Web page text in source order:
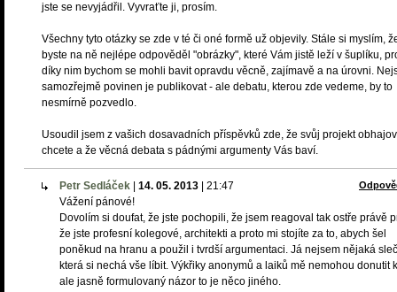
jste se nevyjádřil. Vyvraťte ji, prosím.
Všechny tyto otázky se zde v té či oné formě už objevily. Stále si myslím,
byste na ně nejlépe odpověděl "obrázky", které Vám jistě leží v šuplíku,
díky nim bychom se mohli bavit opravdu věcně, zajímavě a na úrovni.
samozřejmě povinen je publikovat - ale debatu, kterou zde vedeme, by to
nesmírně pozvedlo.
Usoudil jsem z vašich dosavadních příspěvků zde, že svůj projekt
chcete a že věcná debata s pádnými argumenty Vás baví.
Petr Sedláček 14. 05. 2013 21:47
Vážení pánové!
Dovolím si doufat, že jste pochopili, že jsem reagoval tak ostře právě
že jste profesní kolegové, architekti a proto mi stojíte za to, abych šel
poněkud na hranu a použil i tvrdší argumentaci. Já nejsem nějaká
která si nechá vše líbit. Výkřiky anonymů a laiků mě nemohou donutit
ale jasně formulovaný názor to je něco jiného.